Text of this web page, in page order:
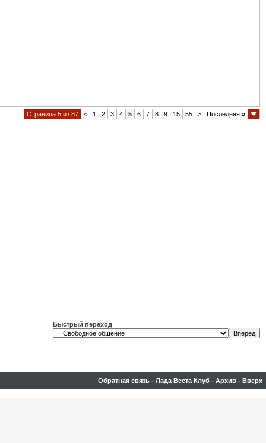
Страница 5 из 87 < 1 2 3 4 5 6 7 8 9 15 55 > Последняя »
Быстрый переход
Обратная связь - Лада Веста Клуб - Архив - Вверх